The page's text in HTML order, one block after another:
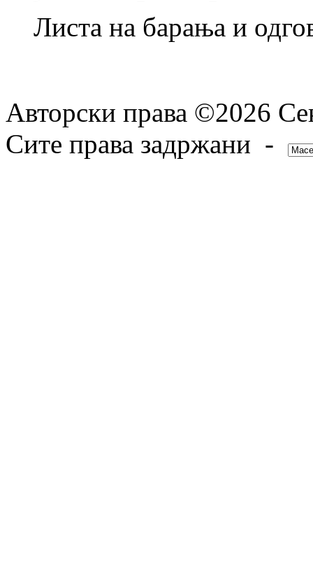
Листа на барања и
Авторски права ©2026
Сите права задржани -